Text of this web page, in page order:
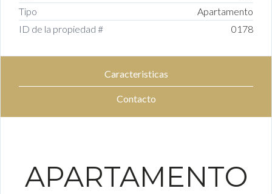
Tipo
Apartamento
ID de la propiedad #
0178
Caracteristicas
Contacto
APARTAMENTO